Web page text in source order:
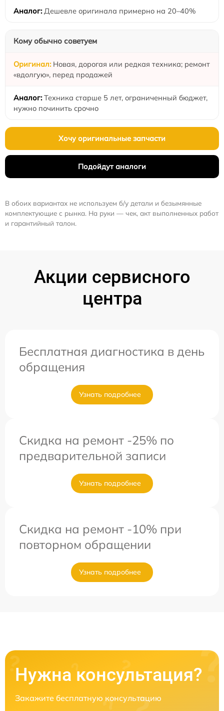
Дешевле оригинала примерно на 20–40%
Кому обычно советуем
Новая, дорогая или редкая техника; ремонт
«вдолгую», перед продажей
Техника старше 5 лет, ограниченный бюджет,
нужно починить срочно
Хочу оригинальные запчасти
Подойдут аналоги
В обоих вариантах не используем б/у детали и безымянные
комплектующие с рынка. На руки — чек, акт выполненных работ
и гарантийный талон.
Акции сервисного
центра
Бесплатная диагностика в день
обращения
Узнать подробнее
Скидка на ремонт -25% по
предварительной записи
Узнать подробнее
Скидка на ремонт -10% при
повторном обращении
Узнать подробнее
Нужна консультация?
Закажите бесплатную консультацию